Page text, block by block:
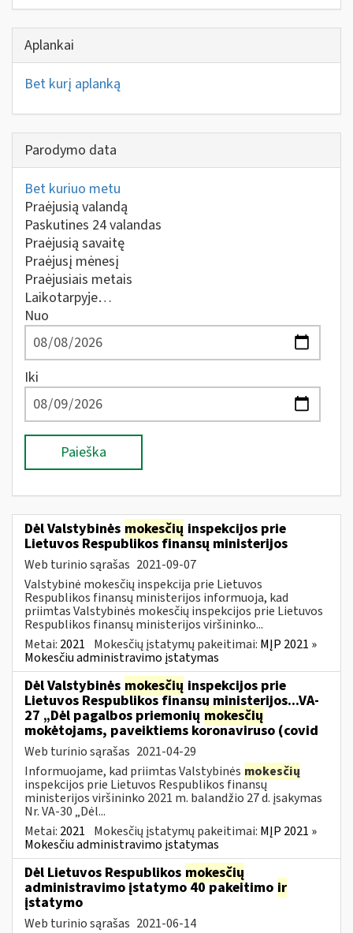
Aplankai
Bet kurį aplanką
Parodymo data
Bet kuriuo metu
Praėjusią valandą
Paskutines 24 valandas
Praėjusią savaitę
Praėjusį mėnesį
Praėjusiais metais
Laikotarpyje…
Nuo
Iki
Paieška
Dėl Valstybinės mokesčių inspekcijos prie
Lietuvos Respublikos finansų ministerijos
Web turinio sąrašas 2021-09-07
Valstybinė mokesčių inspekcija prie Lietuvos
Respublikos finansų ministerijos informuoja, kad
priimtas Valstybinės mokesčių inspekcijos prie Lietuvos
Respublikos finansų ministerijos viršininko...
Metai: 2021 Mokesčių įstatymų pakeitimai: MĮP 2021 »
Mokesčiu administravimo įstatymas
Dėl Valstybinės mokesčių inspekcijos prie
Lietuvos Respublikos finansų ministerijos...VA-
27 „Dėl pagalbos priemonių mokesčių
mokėtojams, paveiktiems koronaviruso (covid
Web turinio sąrašas 2021-04-29
Informuojame, kad priimtas Valstybinės mokesčių
inspekcijos prie Lietuvos Respublikos finansų
ministerijos viršininko 2021 m. balandžio 27 d. įsakymas
Nr. VA-30 „Dėl...
Metai: 2021 Mokesčių įstatymų pakeitimai: MĮP 2021 »
Mokesčiu administravimo įstatymas
Dėl Lietuvos Respublikos mokesčių
administravimo įstatymo 40 pakeitimo ir
įstatymo
Web turinio sąrašas 2021-06-14